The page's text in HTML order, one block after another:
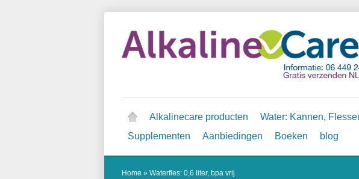
Alkalinecare producten Water: Kannen,
Supplementen
Aanbiedingen Boeken blog
Home » Waterfles: 0,6 liter, bpa vrij